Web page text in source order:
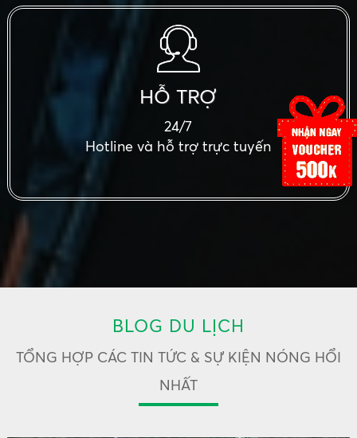
HỖ TRỢ
24/7
Hotline và hỗ trợ trực tuyến
BLOG DU LỊCH
TỔNG HỢP CÁC TIN TỨC & SỰ KIỆN NÓNG HỔI
NHẤT